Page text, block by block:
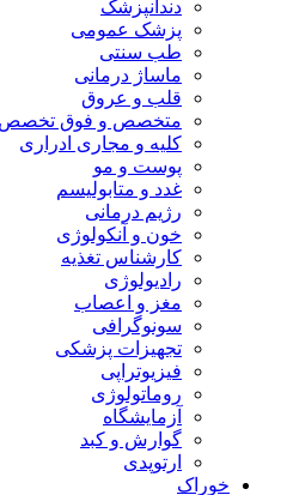
دندانپزشک
پزشک عمومی
طب سنتی
ماساژ درمانی
قلب و عروق
متخصص و فوق تخصص
کلیه و مجاری ادراری
پوست و مو
غدد و متابولیسم
رژیم درمانی
خون و آنکولوژی
کارشناس تغذیه
رادیولوژی
مغز و اعصاب
سونوگرافی
تجهیزات پزشکی
فیزیوتراپی
روماتولوژی
آزمایشگاه
گوارش و کبد
ارتوپدی
خوراک